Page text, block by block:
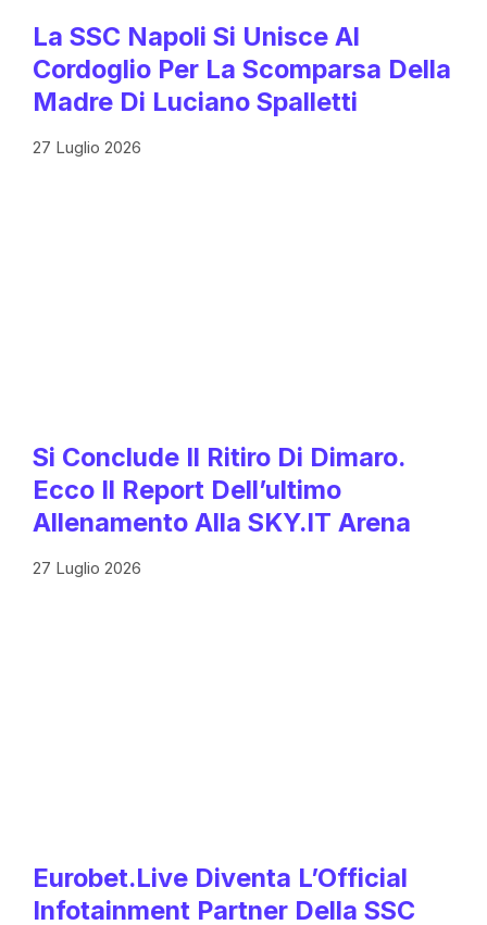
La SSC Napoli Si Unisce Al
Cordoglio Per La Scomparsa Della
Madre Di Luciano Spalletti
27 Luglio 2026
Si Conclude Il Ritiro Di Dimaro.
Ecco Il Report Dell’ultimo
Allenamento Alla SKY.IT Arena
27 Luglio 2026
Eurobet.live Diventa L’Official
Infotainment Partner Della SSC